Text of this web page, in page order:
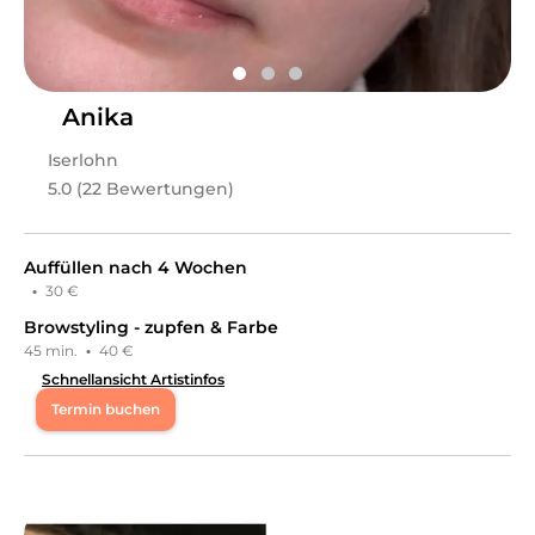
Anika
Iserlohn
5.0 (22 Bewertungen)
Auffüllen nach 4 Wochen
· 30 €
Browstyling - zupfen & Farbe
45 min. · 40 €
Schnellansicht Artistinfos
Termin buchen
Mo 09:00 - 13:00, 15:30 - 19:00
Di 09:00 - 13:00